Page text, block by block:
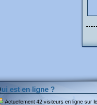
Qui est en ligne ?
Actuellement 42 visiteurs en ligne sur